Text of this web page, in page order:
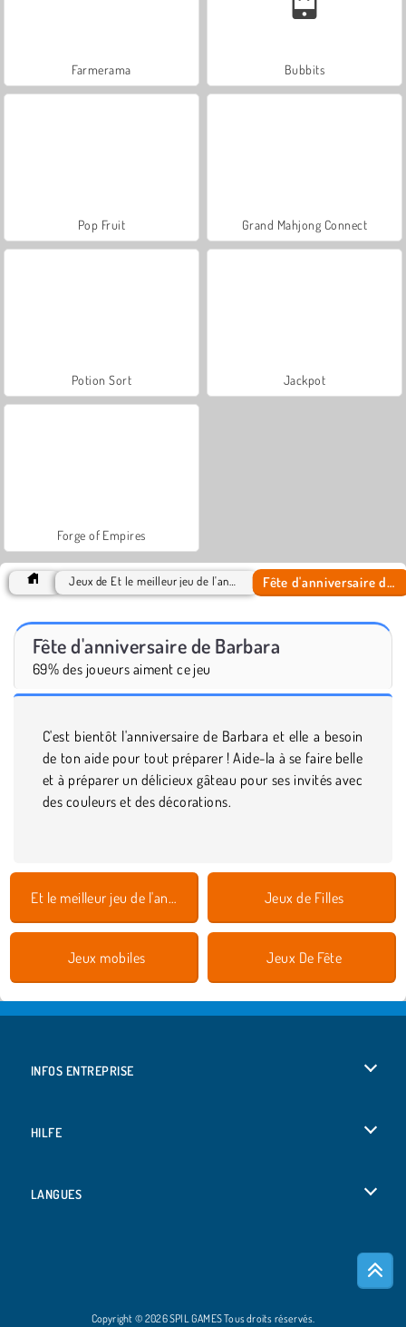
Farmerama Bubbits
Pop Fruit Grand Mahjong Connect
Potion Sort Jackpot
Forge of Empires
Fête d'anniversaire de Barbara
Fête d'anniversaire de Barbara
69% des joueurs aiment ce jeu
C'est bientôt l'anniversaire de Barbara et elle a besoin
de ton aide pour tout préparer ! Aide-la à se faire belle
et à préparer un délicieux gâteau pour ses invités avec
des couleurs et des décorations.
Et le meilleur jeu de l'année est 2016 Jeux de Filles
Jeux mobiles Jeux De Fête
INFOS ENTREPRISE
HILFE
LANGUES
Copyright © 2026 SPIL GAMES Tous droits réservés.